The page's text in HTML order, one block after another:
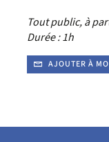
Tout public, à
Durée : 1h
AJOUTER À